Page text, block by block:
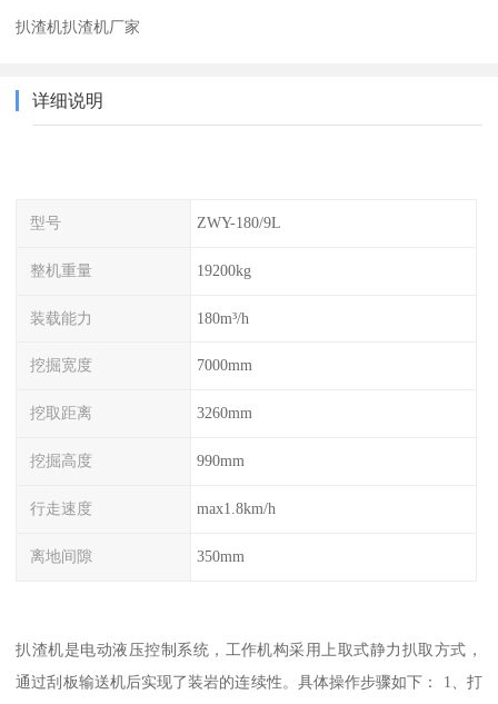
扒渣机扒渣机厂家
详细说明
型号 ZWY-180/9L
整机重量 19200kg
装载能力 180m³/h
挖掘宽度 7000mm
挖取距离 3260mm
挖掘高度 990mm
行走速度 max1.8km/h
离地间隙 350mm
扒渣机是电动液压控制系统，工作机构采用上取式静力扒取方式，
通过刮板输送机后实现了装岩的连续性。具体操作步骤如下： 1、打